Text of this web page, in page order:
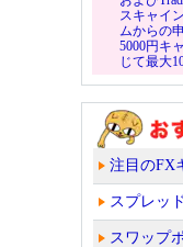
スキャイ
ムからの
5000円キ
じて最大
注目のFX
スプレッ
スワップ